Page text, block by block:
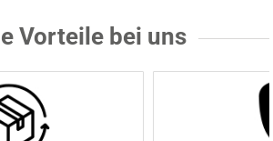
Vorteile bei uns